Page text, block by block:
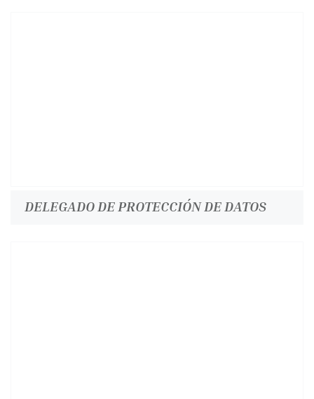
DELEGADO DE PROTECCIÓN DE DATOS